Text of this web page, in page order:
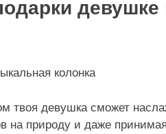
девушке
колонка
твоя девушка сможет
на природу и даже